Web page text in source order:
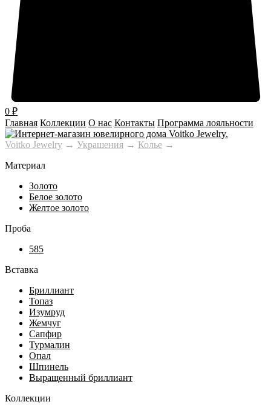
0 ₽
Главная Коллекции О нас Контакты Программа лояльности
Voitko Jewelry → Украшения → Колье →
Материал
Золото
Белое золото
Желтое золото
Проба
585
Вставка
Бриллиант
Топаз
Изумруд
Жемчуг
Сапфир
Турмалин
Опал
Шпинель
Выращенный бриллиант
Коллекции